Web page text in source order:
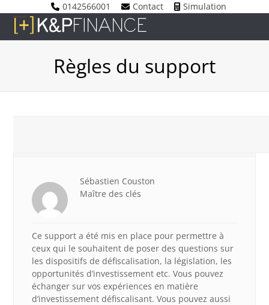
content
0142566001 Contact Simulation
Open
Close
Règles du support
Sébastien Couston
Maître des clés
Ce support a été mis en place pour permettre à
ceux qui le souhaitent de poser des questions sur
les dispositifs de défiscalisation, la législation, les
opportunités d’investissement etc. Vous pouvez
échanger sur vos expériences en matière
d’investissement défiscalisant. Vous pouvez aussi